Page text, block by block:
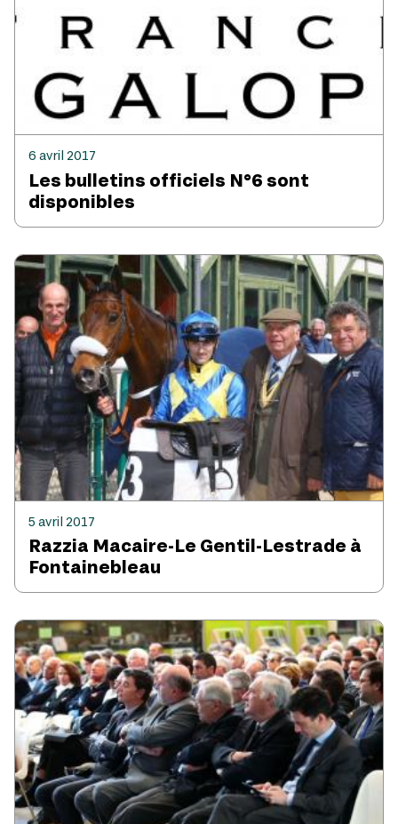
6 avril 2017
Les bulletins officiels N°6 sont
disponibles
5 avril 2017
Razzia Macaire-Le Gentil-Lestrade à
Fontainebleau